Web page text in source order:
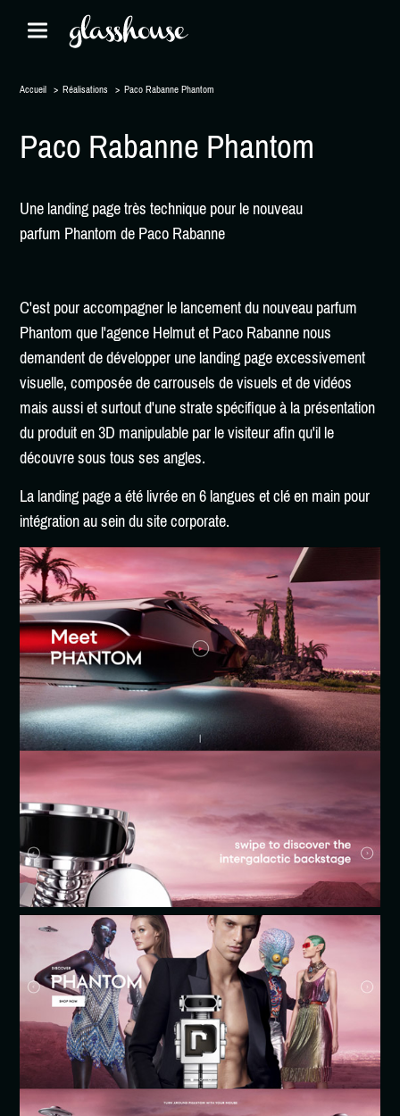
Accueil Réalisations Paco Rabanne Phantom
Paco Rabanne Phantom
Une landing page très technique pour le nouveau
parfum Phantom de Paco Rabanne
C'est pour accompagner le lancement du nouveau parfum
Phantom que l'agence Helmut et Paco Rabanne nous
demandent de développer une landing page excessivement
visuelle, composée de carrousels de visuels et de vidéos
mais aussi et surtout d'une strate spécifique à la présentation
du produit en 3D manipulable par le visiteur afin qu'il le
découvre sous tous ses angles.
La landing page a été livrée en 6 langues et clé en main pour
intégration au sein du site corporate.